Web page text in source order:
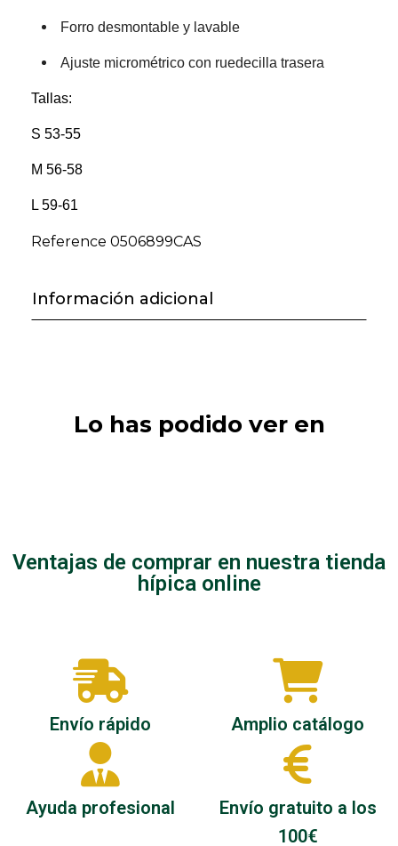
Forro desmontable y lavable
Ajuste micrométrico con ruedecilla trasera
Tallas:
S 53-55
M 56-58
L 59-61
Reference 0506899CAS
Información adicional
Lo has podido ver en
Ventajas de comprar en nuestra tienda
hípica online
Envío rápido Amplio catálogo
Ayuda profesional
Envío gratuito a los
100€